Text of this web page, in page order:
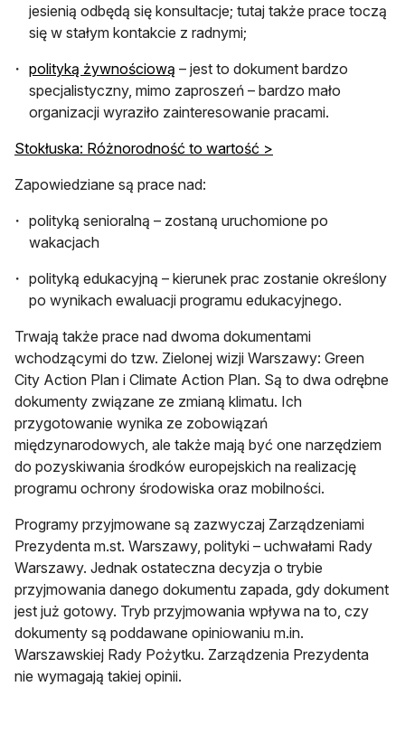
jesienią odbędą się konsultacje; tutaj także prace toczą
się w stałym kontakcie z radnymi;
polityką żywnościową otwiera się w nowej karcie
– jest to dokument bardzo
specjalistyczny, mimo zaproszeń – bardzo mało
organizacji wyraziło zainteresowanie pracami.
Stokłuska: Różnorodność to wartość >
Zapowiedziane są prace nad:
polityką senioralną – zostaną uruchomione po
wakacjach
polityką edukacyjną – kierunek prac zostanie określony
po wynikach ewaluacji programu edukacyjnego.
Trwają także prace nad dwoma dokumentami
wchodzącymi do tzw. Zielonej wizji Warszawy: Green
City Action Plan i Climate Action Plan. Są to dwa odrębne
dokumenty związane ze zmianą klimatu. Ich
przygotowanie wynika ze zobowiązań
międzynarodowych, ale także mają być one narzędziem
do pozyskiwania środków europejskich na realizację
programu ochrony środowiska oraz mobilności.
Programy przyjmowane są zazwyczaj Zarządzeniami
Prezydenta m.st. Warszawy, polityki – uchwałami Rady
Warszawy. Jednak ostateczna decyzja o trybie
przyjmowania danego dokumentu zapada, gdy dokument
jest już gotowy. Tryb przyjmowania wpływa na to, czy
dokumenty są poddawane opiniowaniu m.in.
Warszawskiej Rady Pożytku. Zarządzenia Prezydenta
nie wymagają takiej opinii.